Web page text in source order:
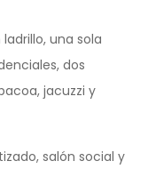
una sola
dos
jacuzzi y
salón social y